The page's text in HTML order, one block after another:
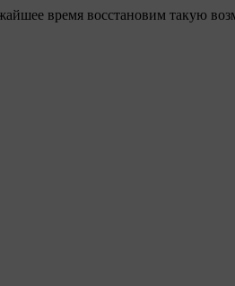
время восстановим такую